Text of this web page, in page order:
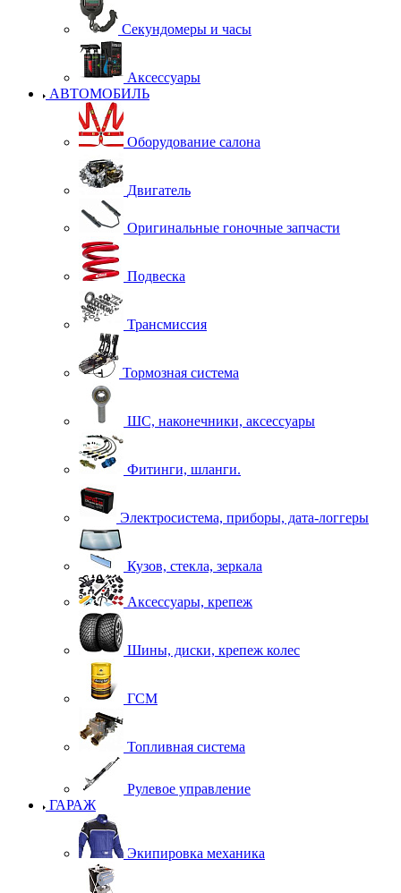
Секундомеры и часы
Аксессуары
АВТОМОБИЛЬ
Оборудование салона
Двигатель
Оригинальные гоночные запчасти
Подвеска
Трансмиссия
Тормозная система
ШС, наконечники, аксессуары
Фитинги, шланги.
Электросистема, приборы, дата-логгеры
Кузов, стекла, зеркала
Аксессуары, крепеж
Шины, диски, крепеж колес
ГСМ
Топливная система
Рулевое управление
ГАРАЖ
Экипировка механика